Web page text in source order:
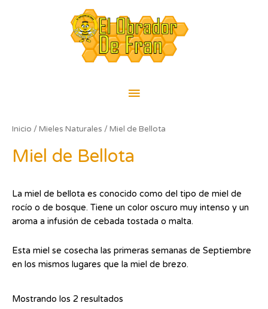
Menú
principal
Inicio /Mieles Naturales / Miel de Bellota
Miel de Bellota
La miel de bellota es conocido como del tipo de miel de
rocío o de bosque. Tiene un color oscuro muy intenso y un
aroma a infusión de cebada tostada o malta.
Esta miel se cosecha las primeras semanas de Septiembre
en los mismos lugares que la miel de brezo.
Mostrando los 2 resultados